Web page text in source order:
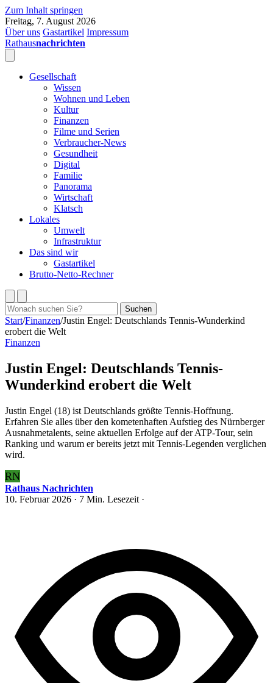
Zum Inhalt springen
Freitag, 7. August 2026
Über uns Gastartikel Impressum
Rathausnachrichten
Gesellschaft
Wissen
Wohnen und Leben
Kultur
Finanzen
Filme und Serien
Verbraucher-News
Gesundheit
Digital
Familie
Panorama
Wirtschaft
Klatsch
Lokales
Umwelt
Infrastruktur
Das sind wir
Gastartikel
Brutto-Netto-Rechner
Suchen
nach:
Suchen
Start/Finanzen/Justin Engel: Deutschlands Tennis-Wunderkind
erobert die Welt
Finanzen
Justin Engel: Deutschlands Tennis-
Wunderkind erobert die Welt
Justin Engel (18) ist Deutschlands größte Tennis-Hoffnung.
Erfahren Sie alles über den kometenhaften Aufstieg des Nürnberger
Ausnahmetalents, seine aktuellen Erfolge auf der ATP-Tour, sein
Ranking und warum er bereits jetzt mit Tennis-Legenden verglichen
wird.
RN
Rathaus Nachrichten
10. Februar 2026 · 7 Min. Lesezeit ·